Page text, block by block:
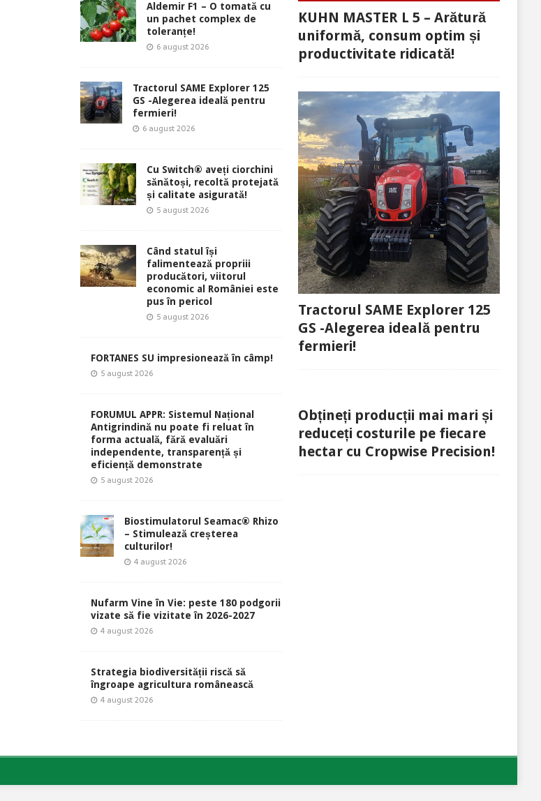
Aldemir F1 – O tomată cu
un pachet complex de
toleranțe!
6 august 2026
Tractorul SAME Explorer 125
GS -Alegerea ideală pentru
fermieri!
6 august 2026
Cu Switch® aveți ciorchini
sănătoși, recoltă protejată
și calitate asigurată!
5 august 2026
Când statul își
falimentează propriii
producători, viitorul
economic al României este
pus în pericol
5 august 2026
FORTANES SU impresionează în câmp!
5 august 2026
FORUMUL APPR: Sistemul Național
Antigrindină nu poate fi reluat în
forma actuală, fără evaluări
independente, transparență și
eficiență demonstrate
5 august 2026
Biostimulatorul Seamac® Rhizo
– Stimulează creșterea
culturilor!
4 august 2026
Nufarm Vine în Vie: peste 180 podgorii
vizate să fie vizitate în 2026-2027
4 august 2026
Strategia biodiversității riscă să
îngroape agricultura românească
4 august 2026
KUHN MASTER L 5 – Arătură
uniformă, consum optim și
productivitate ridicată!
Tractorul SAME Explorer 125
GS -Alegerea ideală pentru
fermieri!
Obțineți producții mai mari și
reduceți costurile pe fiecare
hectar cu Cropwise Precision!